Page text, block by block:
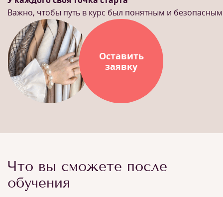
Важно, чтобы путь в курс был понятным и безопасным
Оставить
заявку
Что вы сможете после
обучения